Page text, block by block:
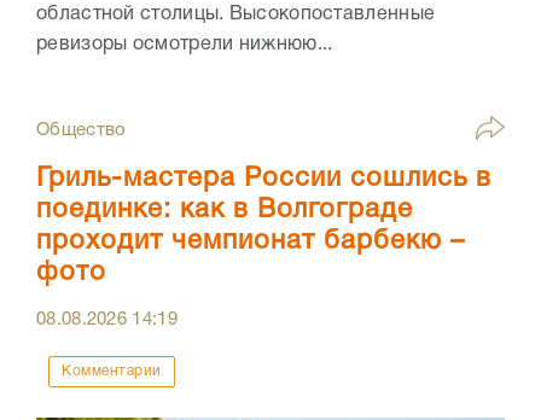
областной столицы. Высокопоставленные
ревизоры осмотрели нижнюю...
Общество
Гриль-мастера России сошлись в
поединке: как в Волгограде
проходит чемпионат барбекю –
фото
08.08.2026 14:19
Комментарии